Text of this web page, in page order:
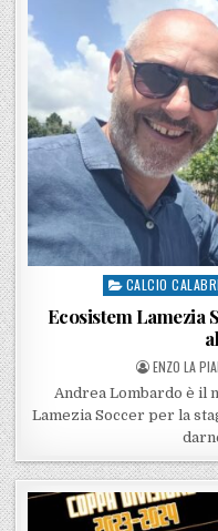
Posted in
CALCIO
Ecosistem Lamezia
POSTED BY
ENZO LA
Andrea Lombardo è il
Lamezia Soccer per la